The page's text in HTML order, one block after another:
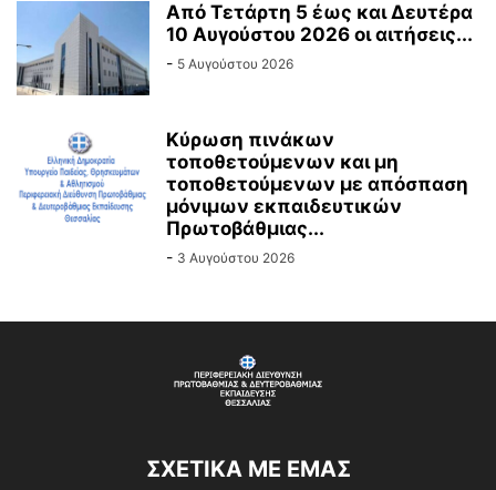
Από Τετάρτη 5 έως και Δευτέρα
10 Αυγούστου 2026 οι αιτήσεις...
- 5 Αυγούστου 2026
Κύρωση πινάκων
τοποθετούμενων και μη
τοποθετούμενων με απόσπαση
μόνιμων εκπαιδευτικών
Πρωτοβάθμιας...
- 3 Αυγούστου 2026
ΣΧΕΤΙΚΆ ΜΕ ΕΜΆΣ